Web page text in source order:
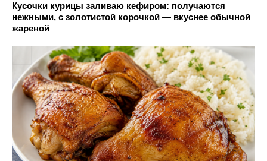
Кусочки курицы заливаю кефиром: получаются
нежными, с золотистой корочкой — вкуснее обычной
жареной